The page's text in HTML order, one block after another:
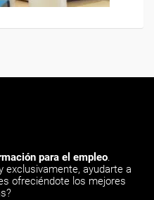
para el empleo.
exclusivamente, ayudarte a
ofreciéndote los mejores